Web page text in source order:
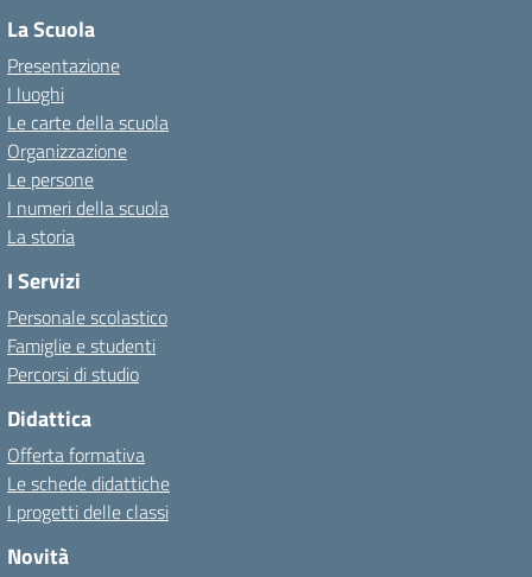
La Scuola
Presentazione
I luoghi
Le carte della scuola
Organizzazione
Le persone
I numeri della scuola
La storia
I Servizi
Personale scolastico
Famiglie e studenti
Percorsi di studio
Didattica
Offerta formativa
Le schede didattiche
I progetti delle classi
Novità